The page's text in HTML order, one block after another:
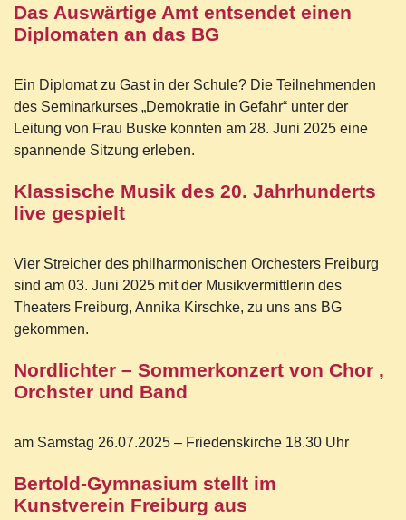
Das Auswärtige Amt entsendet einen
Diplomaten an das BG
Ein Diplomat zu Gast in der Schule? Die Teilnehmenden
des Seminarkurses „Demokratie in Gefahr“ unter der
Leitung von Frau Buske konnten am 28. Juni 2025 eine
spannende Sitzung erleben.
Klassische Musik des 20. Jahrhunderts
live gespielt
Vier Streicher des philharmonischen Orchesters Freiburg
sind am 03. Juni 2025 mit der Musikvermittlerin des
Theaters Freiburg, Annika Kirschke, zu uns ans BG
gekommen.
Nordlichter – Sommerkonzert von Chor ,
Orchster und Band
am Samstag 26.07.2025 – Friedenskirche 18.30 Uhr
Bertold-Gymnasium stellt im
Kunstverein Freiburg aus